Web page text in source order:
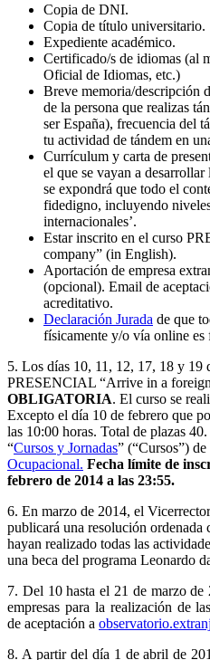
Copia de DNI.
Copia de título universitario.
Expediente académico.
Certificado/s de idiomas (al
Oficial de Idiomas, etc.)
Breve memoria/descripción
de la persona que realizas
ser España), frecuencia del
tu actividad de tándem en
Currículum y carta de
el que se vayan a
se expondrá que todo el
fidedigno, incluyendo
internacionales’.
Estar inscrito en el curso
company” (in English).
Aportación de empresa
(opcional). Email de
acreditativo.
Declaración Jurada de que
físicamente y/o vía online es
5. Los días 10, 11, 12, 17, 18 y 19
PRESENCIAL “Arrive in a
OBLIGATORIA. El curso se
Excepto el día 10 de febrero que
las 10:00 horas. Total de plazas
“Cursos y Jornadas” (“Cursos”)
Ocupacional. Fecha límite de
febrero de 2014 a las 23:55.
6. En marzo de 2014, el
publicará una resolución
hayan realizado todas las
una beca del programa Leonardo
7. Del 10 hasta el 21 de marzo de
empresas para la realización de
de aceptación a
8. A partir del día 1 de abril de